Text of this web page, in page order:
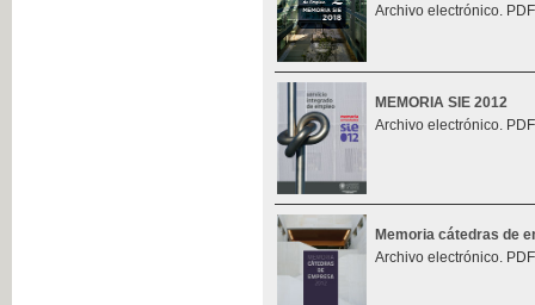
Archivo electrónico.
MEMORIA SIE 2012
Archivo electrónico.
Memoria cátedras de
Archivo electrónico.